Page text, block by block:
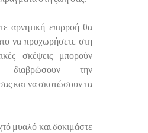
αρνητική επιρροή θα
να προχωρήσετε στη
σκέψεις μπορούν
την
και να σκοτώσουν τα
μυαλό και δοκιμάστε